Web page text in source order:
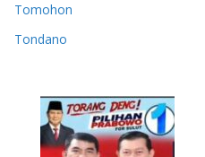
Tomohon
Tondano